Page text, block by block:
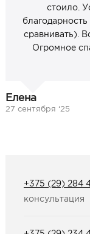
стоило.
сравнивать).
Огромное
Елена
27 сентября ‘25
+375 (29) 284
консультация